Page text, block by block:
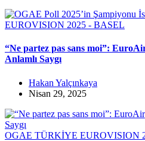
EUROVISION 2025 - BASEL
“Ne partez pas sans moi”:
Anlamlı Saygı
Hakan Yalçınkaya
Nisan 29, 2025
OGAE TÜRKİYE EUROVISION